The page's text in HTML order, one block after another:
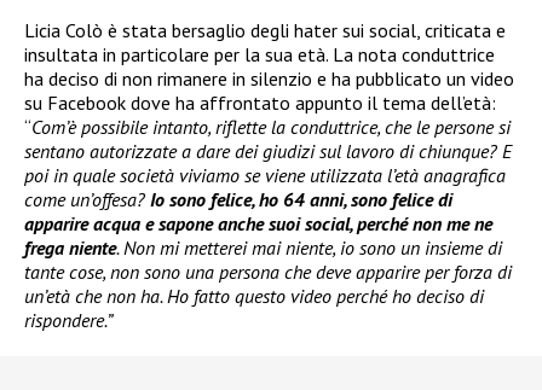
Licia Colò è stata bersaglio degli hater sui social, criticata e
insultata in particolare per la sua età. La nota conduttrice
ha deciso di non rimanere in silenzio e ha pubblicato un video
su Facebook dove ha affrontato appunto il tema dell’età:
“Com’è possibile intanto, riflette la conduttrice, che le persone si
sentano autorizzate a dare dei giudizi sul lavoro di chiunque? E
poi in quale società viviamo se viene utilizzata l’età anagrafica
come un’offesa? Io sono felice, ho 64 anni, sono felice di
apparire acqua e sapone anche suoi social, perché non me ne
frega niente. Non mi metterei mai niente, io sono un insieme di
tante cose, non sono una persona che deve apparire per forza di
un’età che non ha. Ho fatto questo video perché ho deciso di
rispondere.”